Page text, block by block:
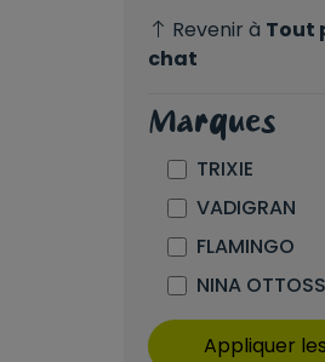
Revenir à Tout
chat
Marques
TRIXIE
VADIGRAN
FLAMINGO
NINA
Appliquer